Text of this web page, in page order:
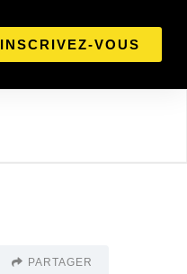
INSCRIVEZ-VOUS
PARTAGER